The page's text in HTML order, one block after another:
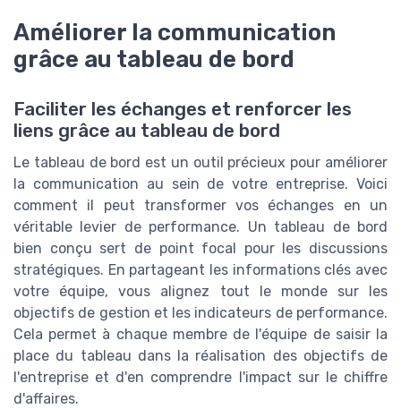
Améliorer la communication
grâce au tableau de bord
Faciliter les échanges et renforcer les
liens grâce au tableau de bord
Le tableau de bord est un outil précieux pour améliorer
la communication au sein de votre entreprise. Voici
comment il peut transformer vos échanges en un
véritable levier de performance. Un tableau de bord
bien conçu sert de point focal pour les discussions
stratégiques. En partageant les informations clés avec
votre équipe, vous alignez tout le monde sur les
objectifs de gestion et les indicateurs de performance.
Cela permet à chaque membre de l'équipe de saisir la
place du tableau dans la réalisation des objectifs de
l'entreprise et d'en comprendre l'impact sur le chiffre
d'affaires.